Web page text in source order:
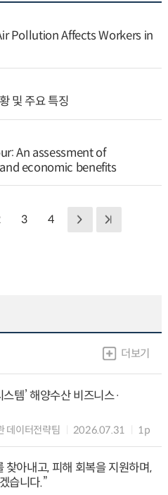
Pollution Affects Workers in
및 주요 특징
An assessment of
economic benefits
3 4
더보기
템’ 해양수산 비즈니스·
데이터전략팀 2026.07.31 1p
찾아내고, 피해 회복을 지원하며,
습니다.”